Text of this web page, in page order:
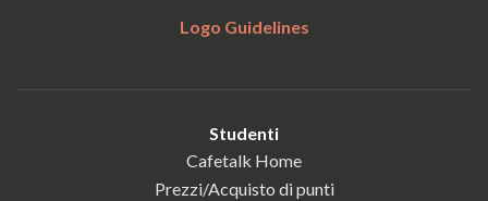
Logo Guidelines
Studenti
Cafetalk Home
Prezzi/Acquisto di punti